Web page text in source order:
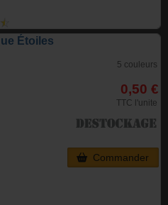
Étoiles
5 couleurs
0,50 €
TTC l'unite
Commander